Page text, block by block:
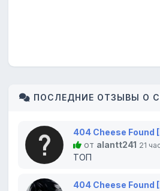
ПОСЛЕДНИЕ ОТЗЫВЫ О
404 Cheese Found
от alantt241 21
ТОП
404 Cheese Found